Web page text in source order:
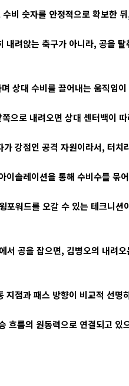
비 숫자를 안정적으로 확보한
내려앉는 축구가 아니라, 공을
상대 수비를 끌어내는 움직임
으로 내려오면 상대 센터백이
강점인 공격 자원이라서, 터
이솔레이션을 통해 수비수를 묶
포워드를 오갈 수 있는 테크니
서 공을 잡으면, 김병오의 내려
지점과 패스 방향이 비교적 선
흐름의 원동력으로 연결되고